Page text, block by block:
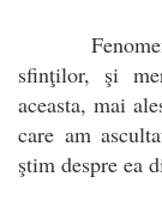
Fenomenul
sfinţilor, şi
aceasta, mai
care am
ştim despre ea